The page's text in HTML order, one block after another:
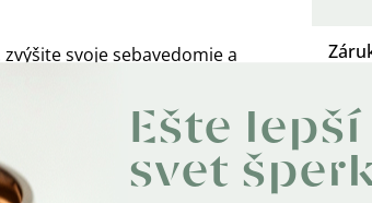
Ešte lepší
svet
svoje sebavedomie a
puncem rýdzosti.